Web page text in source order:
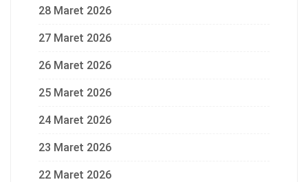
28 Maret 2026
27 Maret 2026
26 Maret 2026
25 Maret 2026
24 Maret 2026
23 Maret 2026
22 Maret 2026